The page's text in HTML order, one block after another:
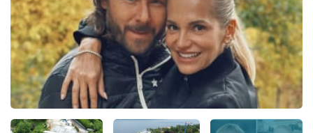
Sledujte prima+
Přihlášení
Sledujte nás